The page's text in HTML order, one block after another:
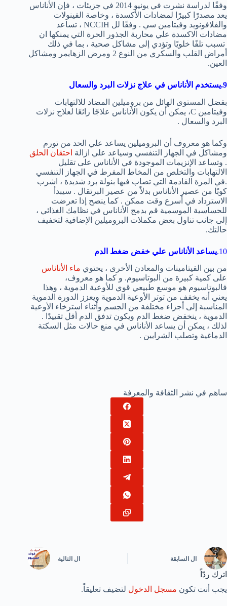
وفقًا لدراسة نشرت في يونيو 2014 في جزيئات ، فإن الأناناس
يعد مصدرًا كبيرًا لمضادات الأكسدة ، وخاصة الفينولات
والفلافونويد وفيتامين سي . وفقًا لل NCCIH ، تساعد
مضادات الاكسدة علي محاربة الجذور الحرة التي يمنكها ان
تسبب تلفًا خلويًا وتؤدي إلى مشاكل صحية ، بما في ذلك
أمراض القلب والسكري من النوع 2 ومرض الزهايمر ومشاكل
العين.
9.يستخدم الأناناس في
علاج نزلات البرد والسعال
بفضل المستوى الهائل من بروميلين المضاد للالتهابات
وفيتامين C، يمكن أن يكون الأناناس علاجًا رائعًا لعلاج نزلات
البرد والسعال .
وكما هو معروف أن البروميلين يساعد علي الحد من تورم
ومشاكل في الجهاز التنفسي وسياعد علي ازالة احتقان الحلق
. وتساعد الإنزيمات الموجودة في الأناناس على تقليل
الالتهابات والتخلص من المخاط المفرط في الجهاز التنفسي
.في المرة القادمة التي تصاب فيها بنولة برد شديدة ، اشرب
كوبًا من عصير الأناناس بدلاً من عصير البرتقال . سيبدأ
الاسترداد في أسرع وقت ممكن . كما ينصح إذا تعرضت
للحساسية الموسمية قم بدمج الأناناس في نظامك الغذائي ،
إلى جانب تناول بعض مكملات البروميلين الإضافية لتخفيف
حالتك.
10. يساعد الأناناس علي خفض ضغط الدم
من بين الفيتامينات والمعادن الأخرى ، يحتوي ماء الأناناس
على كمية كبيرة من البوتاسيوم. و كما هو معروف،
فالبوتاسيوم هو موسع طبيعي قوي للأوعية الدموية ، وهذا
يعني أنه يخفف من توتر الأوعية الدموية ويعزز الدورة الدموية
المناسبة إلى أجزاء مختلفة من الجسم وأثناء استرخاء الأوعية
الدموية ، ينخفض ​​ضغط الدم ويكون تدفق الدم أقل تقييدًا .
لذلك ، يمكن أن يساعد الأناناس في منع حالات مثل السكتة
الدماغية وتصلب الشرايين .
ساهم في نشر الثقافة والمعرفة
ال السابقة ال التالية
اترك ردّاً
يجب أنت تكون مسجل الدخول لتضيف تعليقاً.